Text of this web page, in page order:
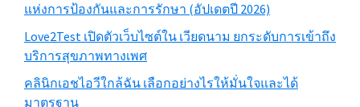
แห่งการป้องกันและการรักษา (อัปเดตปี 2026)
Love2Test เปิดตัวเว็บไซต์ใน เวียดนาม ยกระดับการเข้าถึง
บริการสุขภาพทางเพศ
คลินิกเอชไอวีใกล้ฉัน เลือกอย่างไรให้มั่นใจและได้
มาตรฐาน